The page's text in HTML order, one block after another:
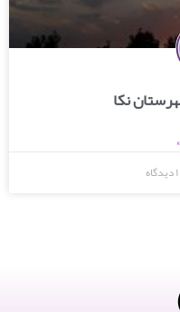
نکا
۱ دیدگاه